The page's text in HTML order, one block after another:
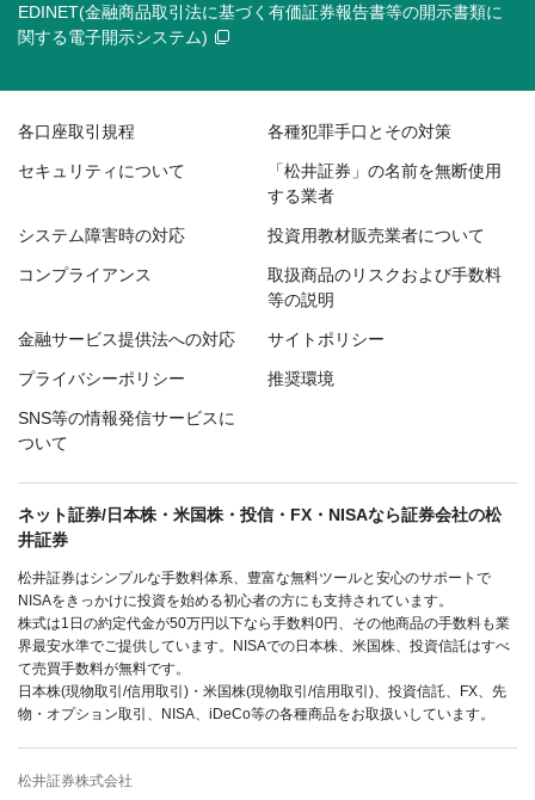
EDINET(金融商品取引法に基づく有価証券報告書等の開示書類に
関する電子開示システム)
各口座取引規程 各種犯罪手口とその対策
セキュリティについて
「松井証券」の名前を無断使用
する業者
システム障害時の対応 投資用教材販売業者について
コンプライアンス
取扱商品のリスクおよび手数料
等の説明
金融サービス提供法への対応 サイトポリシー
プライバシーポリシー 推奨環境
SNS等の情報発信サービスに
ついて
ネット証券/日本株・米国株・投信・FX・NISAなら証券会社の松
井証券
松井証券はシンプルな手数料体系、豊富な無料ツールと安心のサポートで
NISAをきっかけに投資を始める初心者の方にも支持されています。
株式は1日の約定代金が50万円以下なら手数料0円、その他商品の手数料も業
界最安水準でご提供しています。NISAでの日本株、米国株、投資信託はすべ
て売買手数料が無料です。
日本株(現物取引/信用取引)・米国株(現物取引/信用取引)、投資信託、FX、先
物・オプション取引、NISA、iDeCo等の各種商品をお取扱いしています。
松井証券株式会社